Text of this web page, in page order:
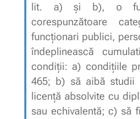
lit. a) și b), o
corespunzătoare
funcționari publici,
îndeplinească
condiții: a) condițiile
465; b) să aibă studii
licență absolvite cu
sau echivalentă; c) să